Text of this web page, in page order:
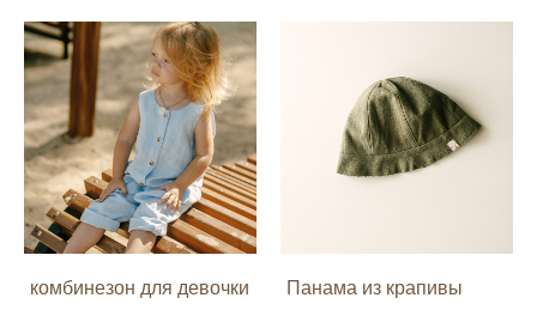
комбинезон для девочки
Панама из крапивы